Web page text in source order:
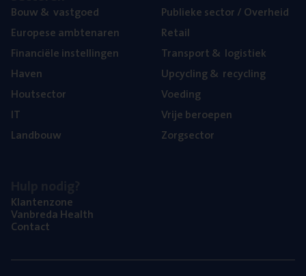
Bouw& vastgoed
Euro­pe­se ambtenaren
Finan­ci­ë­le instellingen
Haven
Hout­sec­tor
IT
Land­bouw
Publie­ke sec­tor / Overheid
Retail
Trans­port& logistiek
Upcy­cling& recycling
Voe­ding
Vrije beroe­pen
Zorg­sec­tor
Klan­ten­zo­ne
Van­b­re­da Health
Con­tact